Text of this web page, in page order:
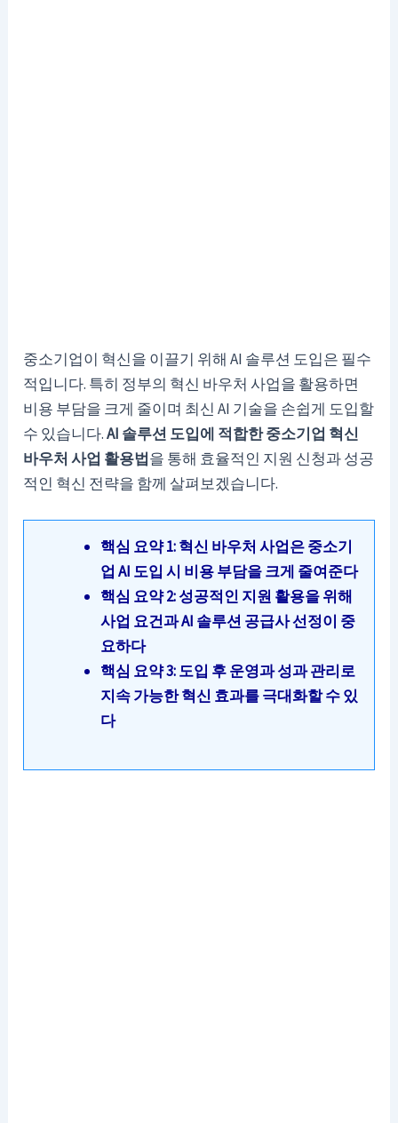
중소기업이 혁신을 이끌기 위해 AI 솔루션 도입은 필수
적입니다. 특히 정부의 혁신 바우처 사업을 활용하면
비용 부담을 크게 줄이며 최신 AI 기술을 손쉽게 도입할
수 있습니다.AI 솔루션 도입에 적합한 중소기업 혁신
바우처 사업 활용법을 통해 효율적인 지원 신청과 성공
적인 혁신 전략을 함께 살펴보겠습니다.
핵심 요약 1: 혁신 바우처 사업은 중소기
업 AI 도입 시 비용 부담을 크게 줄여준다
핵심 요약 2: 성공적인 지원 활용을 위해
사업 요건과 AI 솔루션 공급사 선정이 중
요하다
핵심 요약 3: 도입 후 운영과 성과 관리로
지속 가능한 혁신 효과를 극대화할 수 있
다